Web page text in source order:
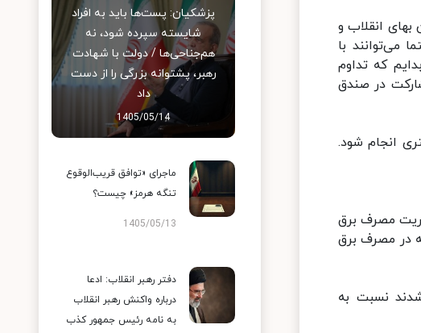
انقلاب و
می‌توانند با
که تداوم
در صندق
انجام شود.
مصرف برق
به میزان ۵۰ درصد سال گذشته در مصرف برق
نسبت به
پزشکیان: پست‌ها باید به افراد
شایسته سپرده شود، نه
هم‌جناحی‌ها / دولت با شهادت
رهبر، پشتوانه بزرگی را از دست
داد
1405/05/14
ماجرای «توافق قریب‌الوقوع
تنگه هرمز» چیست؟
1405/05/13
دفتر رهبر انقلاب: ادعا
درباره واکنش رهبر انقلاب
به نامه رئیس جمهور کذب